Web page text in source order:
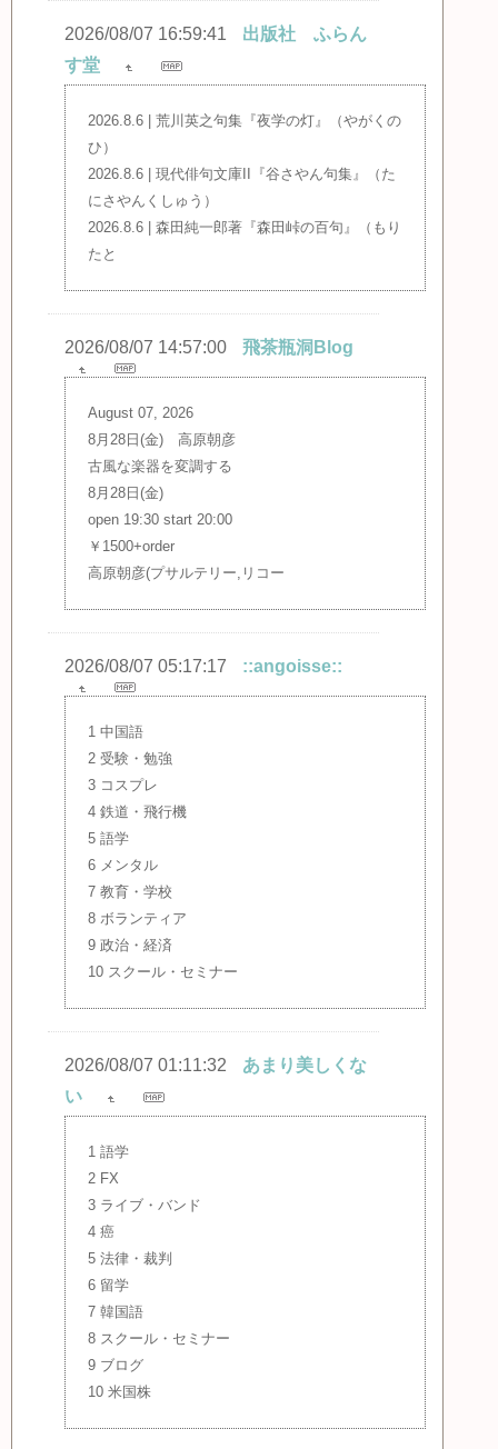
2026/08/07 16:59:41
出版社 ふらん
す堂
2026.8.6 | 荒川英之句集『夜学の灯』（やがくの
ひ）
2026.8.6 | 現代俳句文庫II『谷さやん句集』（た
にさやんくしゅう）
2026.8.6 | 森田純一郎著『森田峠の百句』（もり
たと
2026/08/07 14:57:00 飛茶瓶洞Blog
August 07, 2026
8月28日(金) 高原朝彦
古風な楽器を変調する
8月28日(金)
open 19:30 start 20:00
￥1500+order
高原朝彦(プサルテリー,リコー
2026/08/07 05:17:17 ::angoisse::
1 中国語
2 受験・勉強
3 コスプレ
4 鉄道・飛行機
5 語学
6 メンタル
7 教育・学校
8 ボランティア
9 政治・経済
10 スクール・セミナー
2026/08/07 01:11:32
あまり美しくな
い
1 語学
2 FX
3 ライブ・バンド
4 癌
5 法律・裁判
6 留学
7 韓国語
8 スクール・セミナー
9 ブログ
10 米国株